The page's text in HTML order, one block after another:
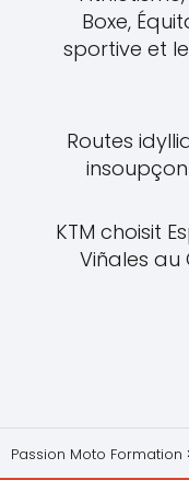
Boxe,
sportive et
Routes
KTM choisit
Viñales au
Passion Moto Formation